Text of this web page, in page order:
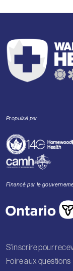
Propulsé par
Financé par le
S'inscrire pour
Foire aux questions